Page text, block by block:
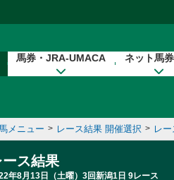
馬券・JRA-UMACA ネット馬
メニュー > レース結果 開催選択 > レ
ース結果
年8月13日（土曜）3回新潟1日 9レース